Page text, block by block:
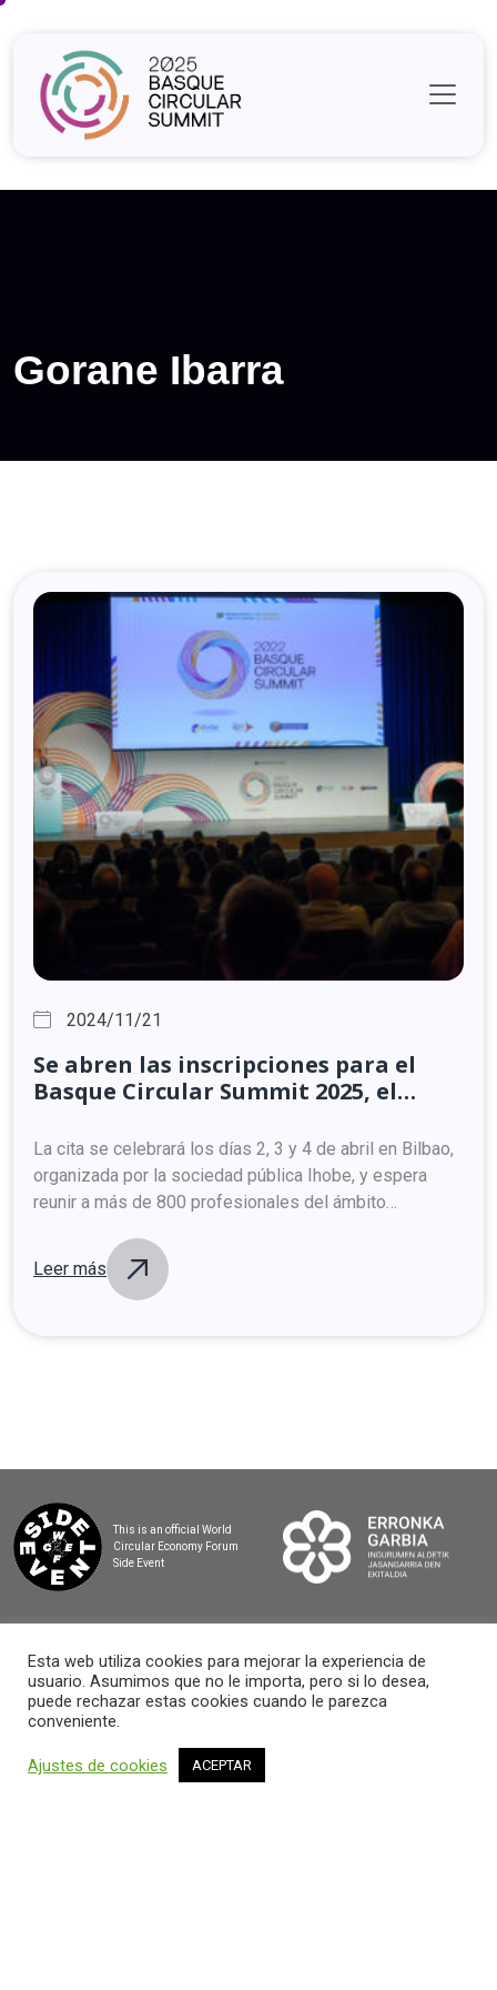
Skip
Gorane Ibarra
2024/11/21
Se abren las inscripciones para el
Basque Circular Summit 2025, el
circulardelsurdeEuropa
La cita se celebrará los días 2, 3 y 4 de abril en Bilbao,
organizada por la sociedad pública Ihobe, y espera
reunir a más de 800 profesionales del ámbito…
Leer más
This is an official World
Circular Economy Forum
Side Event
2025 BASQUE CIRCULAR SUMMIT
Esta web utiliza cookies para mejorar la experiencia de
usuario. Asumimos que no le importa, pero si lo desea,
puede rechazar estas cookies cuando le parezca
conveniente.
Ajustes de cookies ACEPTAR